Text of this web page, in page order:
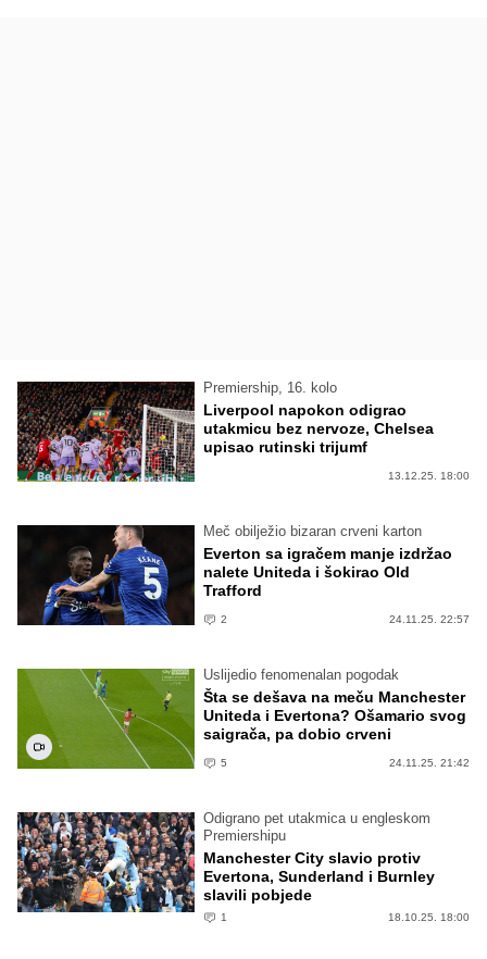
Premiership, 16. kolo
Liverpool napokon odigrao
utakmicu bez nervoze, Chelsea
upisao rutinski trijumf
13.12.25. 18:00
Meč obilježio bizaran crveni karton
Everton sa igračem manje izdržao
nalete Uniteda i šokirao Old
Trafford
2 24.11.25. 22:57
Uslijedio fenomenalan pogodak
Šta se dešava na meču Manchester
Uniteda i Evertona? Ošamario svog
saigrača, pa dobio crveni
5 24.11.25. 21:42
Odigrano pet utakmica u engleskom
Premiershipu
Manchester City slavio protiv
Evertona, Sunderland i Burnley
slavili pobjede
1 18.10.25. 18:00